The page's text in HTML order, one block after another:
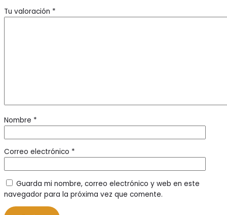
Tu valoración *
Nombre *
Correo electrónico *
Guarda mi nombre, correo electrónico y web en este
navegador para la próxima vez que comente.